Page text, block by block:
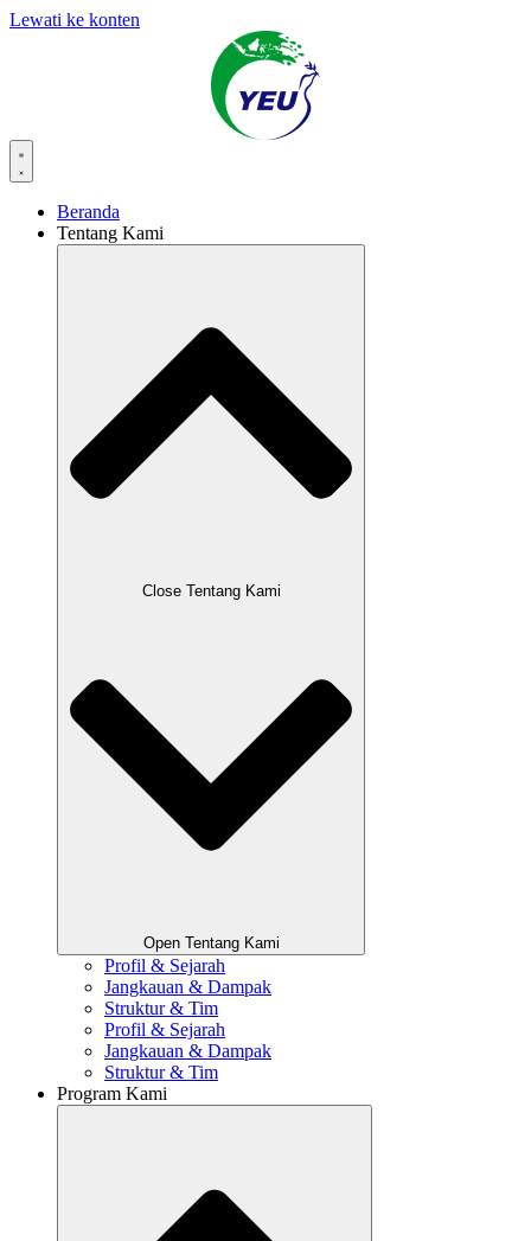
Lewati ke konten
Beranda
Tentang Kami
Close Tentang Kami
Open Tentang Kami
Profil & Sejarah
Jangkauan & Dampak
Struktur & Tim
Profil & Sejarah
Jangkauan & Dampak
Struktur & Tim
Program Kami